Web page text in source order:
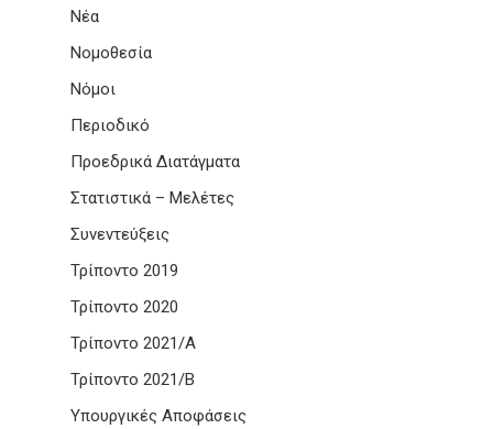
Νέα
Νομοθεσία
Νόμοι
Περιοδικό
Προεδρικά Διατάγματα
Στατιστικά – Μελέτες
Συνεντεύξεις
Τρίποντο 2019
Τρίποντο 2020
Τρίποντο 2021/Α
Τρίποντο 2021/Β
Υπουργικές Αποφάσεις